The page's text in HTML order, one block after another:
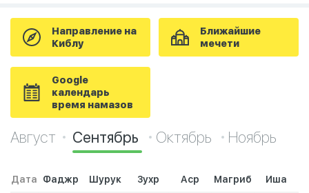
Направление на
Киблу
Ближайшие
мечети
Google
календарь
время намазов
Август Сентябрь Октябрь Ноябрь
Дата Фаджр Шурук Зухр Аср Магриб Иша